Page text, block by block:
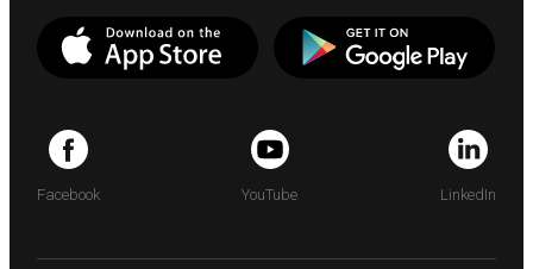
Facebook YouTube LinkedIn